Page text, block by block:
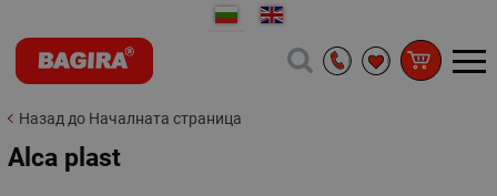
Назад до Началната страница
Alca plast